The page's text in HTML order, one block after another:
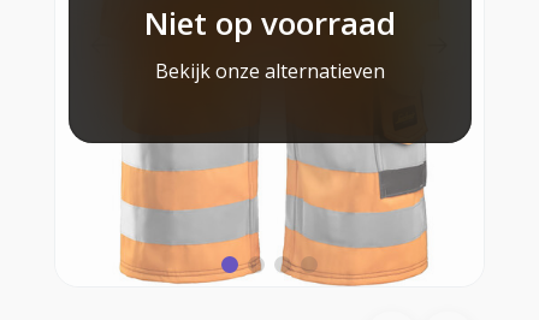
Niet op voorraad
Bekijk onze alternatieven